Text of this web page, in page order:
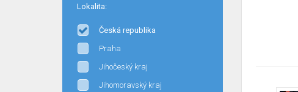
Lokalita:
Česká republika
Praha
Jihočeský kraj
Jihomoravský kraj